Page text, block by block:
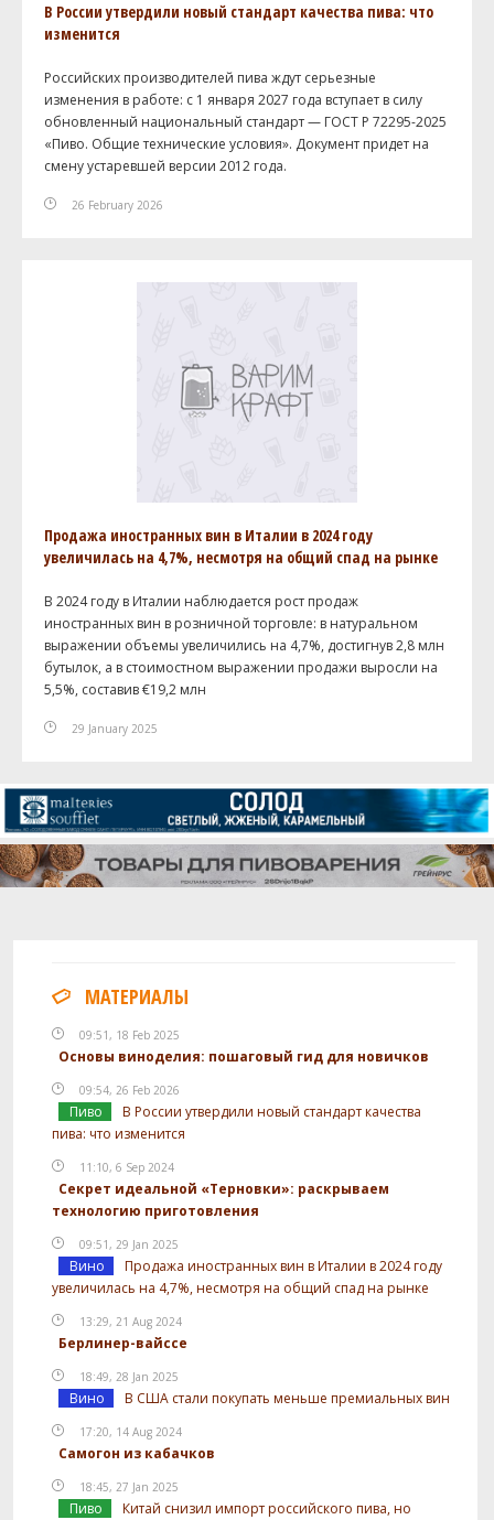
В России утвердили новый стандарт качества пива: что
изменится
Российских производителей пива ждут серьезные
изменения в работе: с 1 января 2027 года вступает в силу
обновленный национальный стандарт — ГОСТ Р 72295-2025
«Пиво. Общие технические условия». Документ придет на
смену устаревшей версии 2012 года.
26 February 2026
Продажа иностранных вин в Италии в 2024 году
увеличилась на 4,7%, несмотря на общий спад на рынке
В 2024 году в Италии наблюдается рост продаж
иностранных вин в розничной торговле: в натуральном
выражении объемы увеличились на 4,7%, достигнув 2,8 млн
бутылок, а в стоимостном выражении продажи выросли на
5,5%, составив €19,2 млн
29 January 2025
МАТЕРИАЛЫ
09:51, 18 Feb 2025
Основы виноделия: пошаговый гид для новичков
09:54, 26 Feb 2026
Пиво
В России утвердили новый стандарт качества
пива: что изменится
11:10, 6 Sep 2024
Секрет идеальной «Терновки»: раскрываем
технологию приготовления
09:51, 29 Jan 2025
Вино
Продажа иностранных вин в Италии в 2024 году
увеличилась на 4,7%, несмотря на общий спад на рынке
13:29, 21 Aug 2024
Берлинер-вайссе
18:49, 28 Jan 2025
Вино В США стали покупать меньше премиальных вин
17:20, 14 Aug 2024
Самогон из кабачков
18:45, 27 Jan 2025
Пиво
Китай снизил импорт российского пива, но